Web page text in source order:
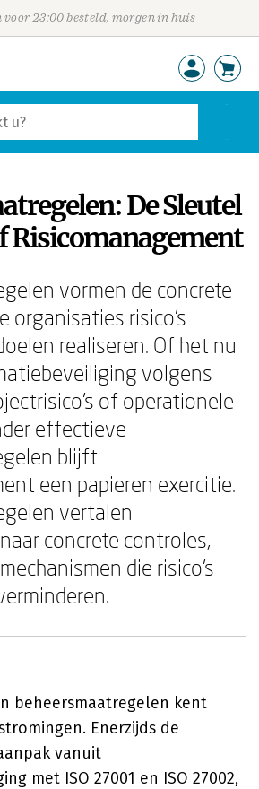
voor 23:00 besteld, morgen in huis
De Sleutel
Risicomanagement
vormen de concrete
organisaties risico's
realiseren. Of het nu
volgens
of operationele
effectieve
blijft
een papieren exercitie.
vertalen
concrete controles,
die risico's
beheersmaatregelen kent
Enerzijds de
vanuit
met ISO 27001 en ISO 27002,